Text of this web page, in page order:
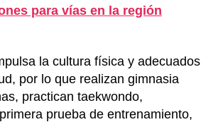
para vías en la región
la cultura física y adecuados
por lo que realizan gimnasia
practican taekwondo,
prueba de entrenamiento,